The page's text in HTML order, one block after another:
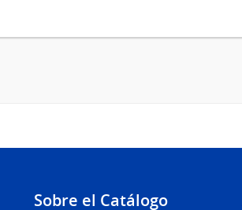
Sobre el Catálogo